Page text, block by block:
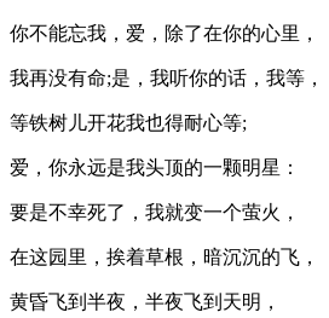
你不能忘我，爱，除了在你的心里，
我再没有命;是，我听你的话，我等，
等铁树儿开花我也得耐心等;
爱，你永远是我头顶的一颗明星：
要是不幸死了，我就变一个萤火，
在这园里，挨着草根，暗沉沉的飞，
黄昏飞到半夜，半夜飞到天明，